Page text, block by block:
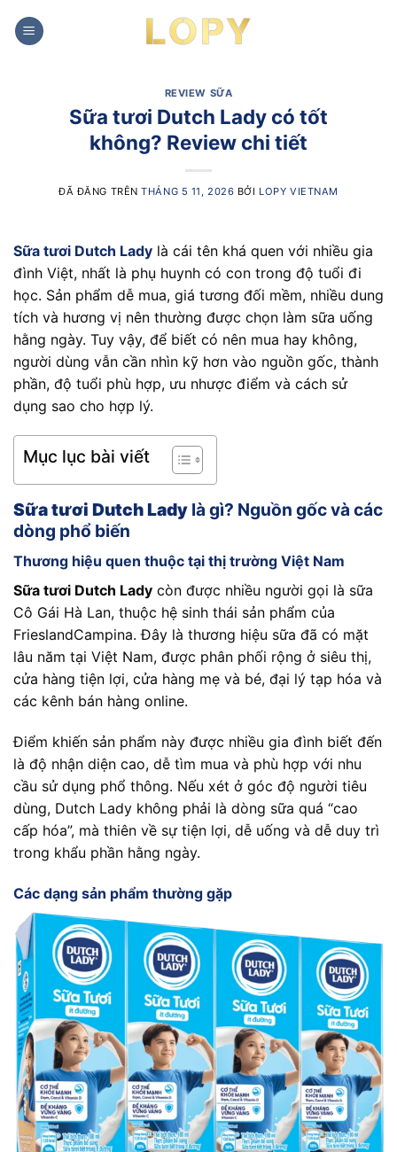
đến
REVIEW SỮA
Sữa tươi Dutch Lady có tốt
không? Review chi tiết
ĐÃ ĐĂNG TRÊNTHÁNG 5 11, 2026 BỞI LOPY VIETNAM
Sữa tươi Dutch Lady là cái tên khá quen với nhiều gia
đình Việt, nhất là phụ huynh có con trong độ tuổi đi
học. Sản phẩm dễ mua, giá tương đối mềm, nhiều dung
tích và hương vị nên thường được chọn làm sữa uống
hằng ngày. Tuy vậy, để biết có nên mua hay không,
người dùng vẫn cần nhìn kỹ hơn vào nguồn gốc, thành
phần, độ tuổi phù hợp, ưu nhược điểm và cách sử
dụng sao cho hợp lý.
Mục lục bài viết
Sữa tươi Dutch Lady là gì? Nguồn gốc và các
dòng phổ biến
Thương hiệu quen thuộc tại thị trường Việt Nam
Sữa tươi Dutch Lady còn được nhiều người gọi là sữa
Cô Gái Hà Lan, thuộc hệ sinh thái sản phẩm của
FrieslandCampina. Đây là thương hiệu sữa đã có mặt
lâu năm tại Việt Nam, được phân phối rộng ở siêu thị,
cửa hàng tiện lợi, cửa hàng mẹ và bé, đại lý tạp hóa và
các kênh bán hàng online.
Điểm khiến sản phẩm này được nhiều gia đình biết đến
là độ nhận diện cao, dễ tìm mua và phù hợp với nhu
cầu sử dụng phổ thông. Nếu xét ở góc độ người tiêu
dùng, Dutch Lady không phải là dòng sữa quá “cao
cấp hóa”, mà thiên về sự tiện lợi, dễ uống và dễ duy trì
trong khẩu phần hằng ngày.
Các dạng sản phẩm thường gặp